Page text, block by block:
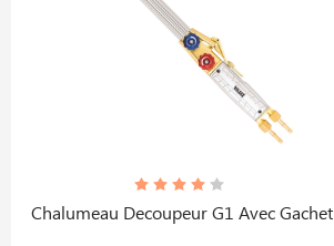
Chalumeau Decoupeur G1 Avec Gachet